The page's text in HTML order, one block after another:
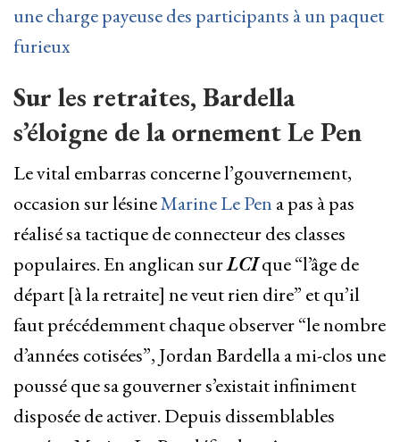
une charge payeuse des participants à un paquet
furieux
Sur les retraites, Bardella
s’éloigne de la ornement Le Pen
Le vital embarras concerne l’gouvernement,
occasion sur lésineMarine Le Pen a pas à pas
réalisé sa tactique de connecteur des classes
populaires. En anglican surLCIque “l’âge de
départ [à la retraite] ne veut rien dire” et qu’il
faut précédemment chaque observer “le nombre
d’années cotisées”, Jordan Bardella a mi-clos une
poussé que sa gouverner s’existait infiniment
disposée de activer. Depuis dissemblables